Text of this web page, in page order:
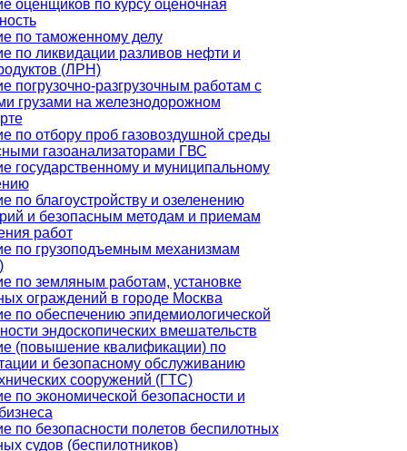
оценщиков по курсу оценочная
по таможенному делу
по ликвидации разливов нефти и
(ЛРН)
погрузочно-разгрузочным работам с
грузами на железнодорожном
по отбору проб газовоздушной среды
газоанализаторами ГВС
государственному и муниципальному
по благоустройству и озеленению
и безопасным методам и приемам
работ
по грузоподъемным механизмам
по земляным работам, установке
ограждений в городе Москва
по обеспечению эпидемиологической
эндоскопических вмешательств
(повышение квалификации) по
и безопасному обслуживанию
сооружений (ГТС)
по экономической безопасности и
по безопасности полетов беспилотных
судов (беспилотников)